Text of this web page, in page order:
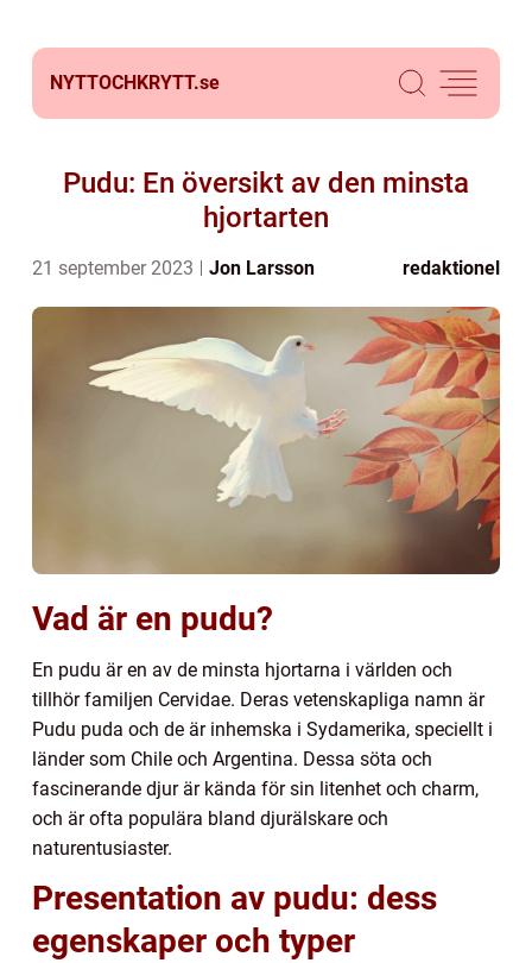
NYTTOCHKRYTT.se
Pudu: En översikt av den minsta
hjortarten
21 september 2023 Jon Larsson redaktionel
Vad är en pudu?
En pudu är en av de minsta hjortarna i världen och
tillhör familjen Cervidae. Deras vetenskapliga namn är
Pudu puda och de är inhemska i Sydamerika, speciellt i
länder som Chile och Argentina. Dessa söta och
fascinerande djur är kända för sin litenhet och charm,
och är ofta populära bland djurälskare och
naturentusiaster.
Presentation av pudu: dess
egenskaper och typer